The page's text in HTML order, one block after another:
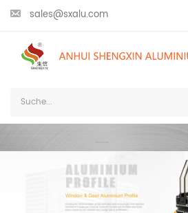
sales@sxalu.com